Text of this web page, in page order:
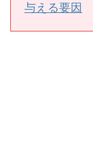
与える要因